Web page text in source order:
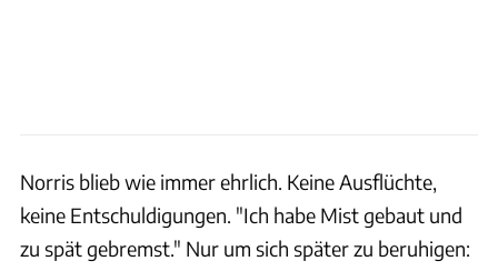
Norris blieb wie immer ehrlich. Keine Ausflüchte,
keine Entschuldigungen. "Ich habe Mist gebaut und
zu spät gebremst." Nur um sich später zu beruhigen: